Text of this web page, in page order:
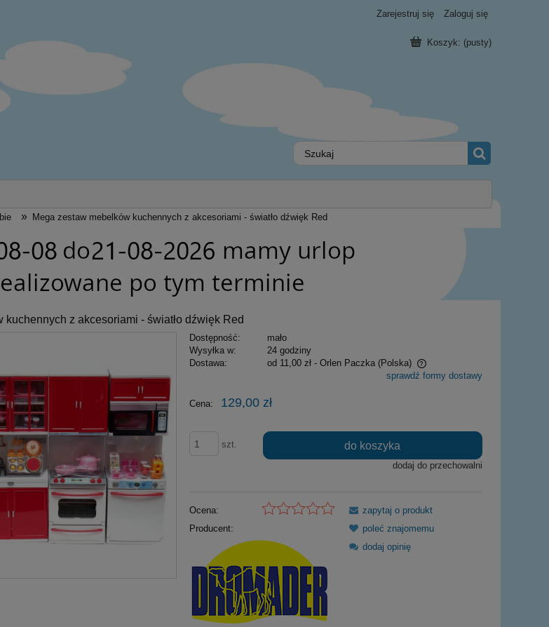
Zarejestruj się Zaloguj się
Koszyk: (pusty)
» Mega zestaw mebelków kuchennych z akcesoriami - światło dźwięk Red
kuchennych z akcesoriami - światło dźwięk Red
Dostępność:
mało
Wysyłka w:
24 godziny
Dostawa:
od 11,00 zł - Orlen Paczka (Polska)
płatności
sprawdź formy dostawy
Cena: 129,00 zł
szt. do koszyka
dodaj do przechowalni
Ocena:
Producent:
zapytaj o produkt
poleć znajomemu
dodaj opinię